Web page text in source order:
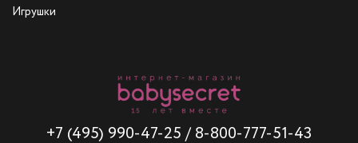
Игрушки
+7 (495) 990-47-25 / 8-800-777-51-43